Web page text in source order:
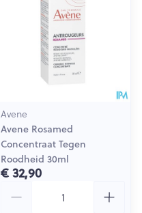
Avene
Avene Rosamed
Concentraat Tegen
Roodheid 30ml
€ 32,90